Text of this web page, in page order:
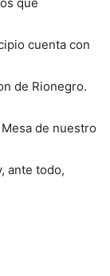
cuenta con
de Rionegro.
de nuestro
ante todo,